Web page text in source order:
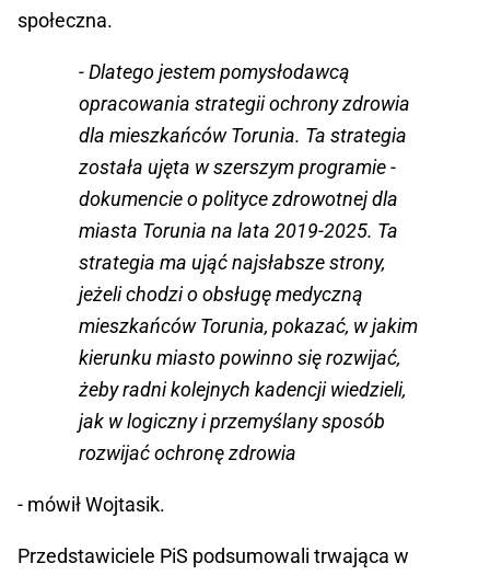
społeczna.
- Dlatego jestem pomysłodawcą
opracowania strategii ochrony zdrowia
dla mieszkańców Torunia. Ta strategia
została ujęta w szerszym programie -
dokumencie o polityce zdrowotnej dla
miasta Torunia na lata 2019-2025. Ta
strategia ma ująć najsłabsze strony,
jeżeli chodzi o obsługę medyczną
mieszkańców Torunia, pokazać, w jakim
kierunku miasto powinno się rozwijać,
żeby radni kolejnych kadencji wiedzieli,
jak w logiczny i przemyślany sposób
rozwijać ochronę zdrowia
- mówił Wojtasik.
Przedstawiciele PiS podsumowali trwająca w